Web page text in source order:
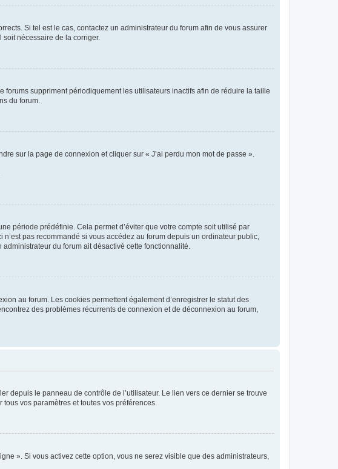
Si tel est le cas, contactez un administrateur du forum afin de vous assurer
soit nécessaire de la corriger.
forums suppriment périodiquement les utilisateurs inactifs afin de réduire la taille
du forum.
sur la page de connexion et cliquer sur « J’ai perdu mon mot de passe ».
période prédéfinie. Cela permet d’éviter que votre compte soit utilisé par
pas recommandé si vous accédez au forum depuis un ordinateur public,
du forum ait désactivé cette fonctionnalité.
au forum. Les cookies permettent également d’enregistrer le statut des
des problèmes récurrents de connexion et de déconnexion au forum,
depuis le panneau de contrôle de l’utilisateur. Le lien vers ce dernier se trouve
vos paramètres et toutes vos préférences.
». Si vous activez cette option, vous ne serez visible que des administrateurs,